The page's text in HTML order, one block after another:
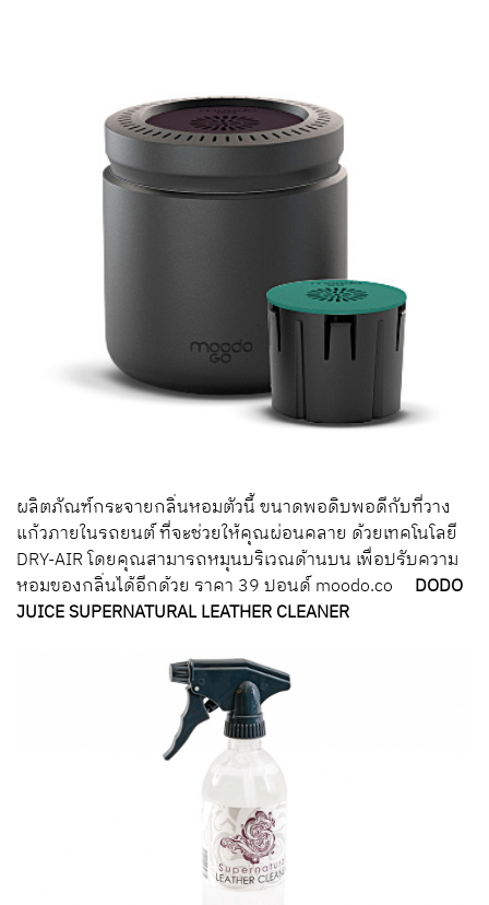
ผลิตภัณฑ์กระจายกลิ่นหอมตัวนี้ ขนาดพอดิบพอดีกับที่วาง
แก้วภายในรถยนต์ ที่จะช่วยให้คุณผ่อนคลาย ด้วยเทคโนโลยี
DRY-AIR โดยคุณสามารถหมุนบริเวณด้านบน เพื่อปรับความ
หอมของกลิ่นได้อีกด้วย ราคา 39 ปอนด์ moodo.co DODO
JUICE SUPERNATURAL LEATHER CLEANER